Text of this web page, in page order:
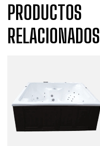
PRODUCTOS
RELACIONADOS